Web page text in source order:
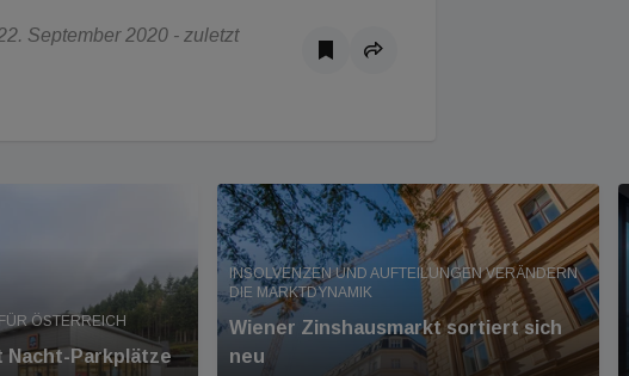
September 2020 - zuletzt
ÖSTERREICH
Nacht-Parkplätze
INSOLVENZEN UND AUFTEILUNGEN VERÄNDERN
DIE MARKTDYNAMIK
Wiener Zinshausmarkt sortiert sich
neu